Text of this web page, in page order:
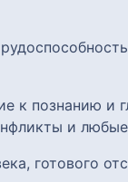
к познанию и
и
готового